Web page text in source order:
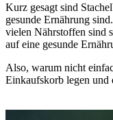
Kurz gesagt sind
gesunde Ernährung
vielen Nährstoffen sind
auf eine gesunde
Also, warum nicht
Einkaufskorb legen und